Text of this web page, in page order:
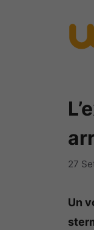
27
Un